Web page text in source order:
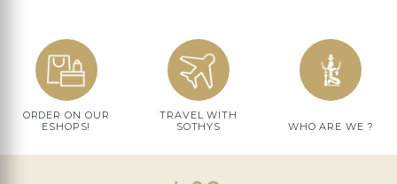
ORDER ON OUR
ESHOPS!
TRAVEL WITH
SOTHYS
WHO ARE WE ?